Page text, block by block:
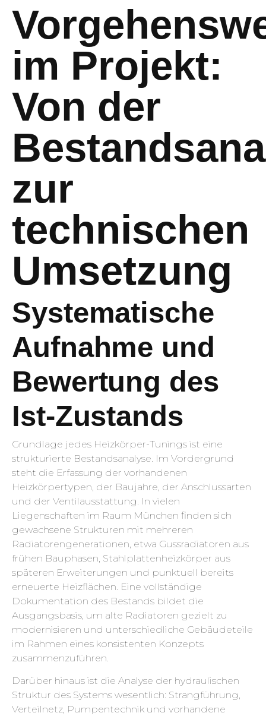
im Projekt:
Von der
zur
technischen
Umsetzung
Systematische
Aufnahme und
Bewertung des
Ist-Zustands
Grundlage jedes Heizkörper-Tunings ist eine
strukturierte Bestandsanalyse. Im Vordergrund
steht die Erfassung der vorhandenen
Heizkörpertypen, der Baujahre, der Anschlussarten
und der Ventilausstattung. In vielen
Liegenschaften im Raum München finden sich
gewachsene Strukturen mit mehreren
Radiatorengenerationen, etwa Gussradiatoren aus
frühen Bauphasen, Stahlplattenheizkörper aus
späteren Erweiterungen und punktuell bereits
erneuerte Heizflächen. Eine vollständige
Dokumentation des Bestands bildet die
Ausgangsbasis, um alte Radiatoren gezielt zu
modernisieren und unterschiedliche Gebäudeteile
im Rahmen eines konsistenten Konzepts
zusammenzuführen.
Darüber hinaus ist die Analyse der hydraulischen
Struktur des Systems wesentlich: Strangführung,
Verteilnetz, Pumpentechnik und vorhandene